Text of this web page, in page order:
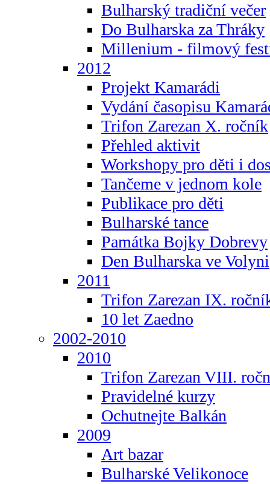
Bulharský tradiční večer
Do Bulharska za Thráky
Millenium - filmový
2012
Projekt Kamarádi
Vydání časopisu
Trifon Zarezan X. ročník
Přehled aktivit
Workshopy pro děti i
Tančeme v jednom kole
Publikace pro děti
Bulharské tance
Památka Bojky Dobrevy
Den Bulharska ve Volyni
2011
Trifon Zarezan IX.
10 let Zaedno
2002-2010
2010
Trifon Zarezan VIII.
Pravidelné kurzy
Ochutnejte Balkán
2009
Art bazar
Bulharské Velikonoce